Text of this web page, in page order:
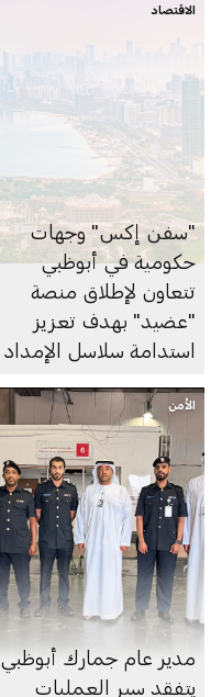
الاقتصاد
"سفن إكس" وجهات
حكومية في أبوظبي
تتعاون لإطلاق منصة
"عضيد" بهدف تعزيز
استدامة سلاسل الإمداد
الأمن
مدير عام جمارك أبوظبي
يتفقد سير العمليات